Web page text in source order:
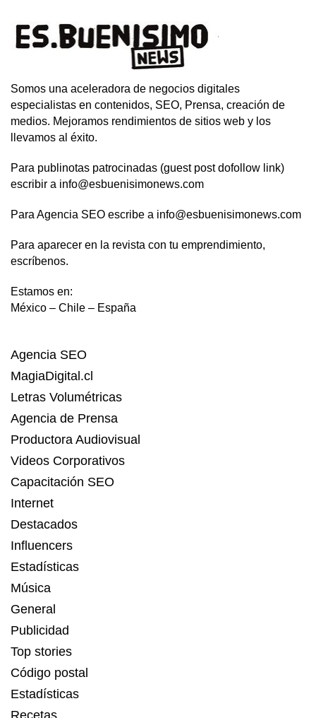
Somos una aceleradora de negocios digitales
especialistas en contenidos, SEO, Prensa, creación de
medios. Mejoramos rendimientos de sitios web y los
llevamos al éxito.
Para publinotas patrocinadas (guest post dofollow link)
escribir a info@esbuenisimonews.com
Para Agencia SEO escribe a info@esbuenisimonews.com
Para aparecer en la revista con tu emprendimiento,
escríbenos.
Estamos en:
México – Chile – España
Agencia SEO
MagiaDigital.cl
Letras Volumétricas
Agencia de Prensa
Productora Audiovisual
Videos Corporativos
Capacitación SEO
Internet
Destacados
Influencers
Estadísticas
Música
General
Publicidad
Top stories
Código postal
Estadísticas